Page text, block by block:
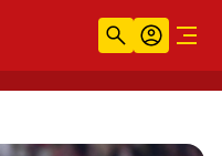
Recherche